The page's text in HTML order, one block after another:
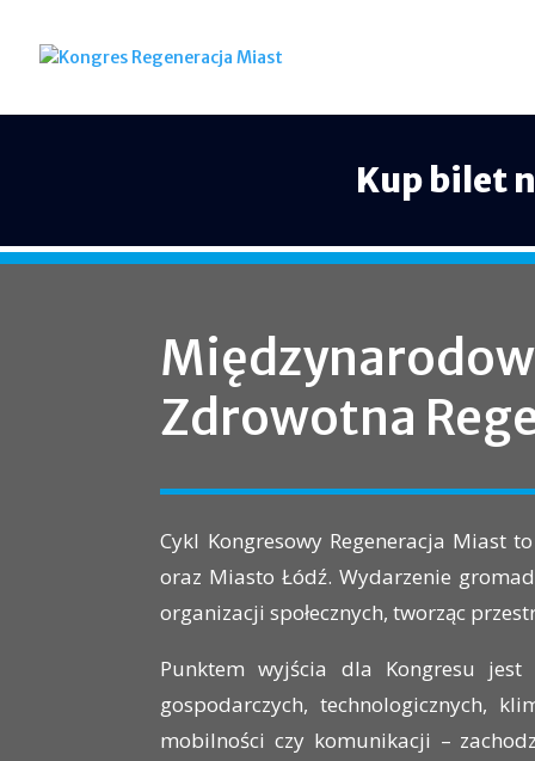
Kup bilet
Zdrowotna
Cykl Kongresowy Regeneracja Miast
oraz Miasto Łódź. Wydarzenie
organizacji społecznych, tworząc
Punktem wyjścia dla Kongresu jest
gospodarczych, technologicznych,
mobilności czy komunikacji –